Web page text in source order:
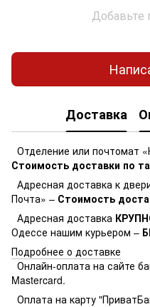
Добавьте
Доставка
Отделение или почтомат
Стоимость доставки по
Адресная доставка к
Почта» – Стоимость
Адресная доставка
Одессе нашим курьером –
Подробнее о доставке
Онлайн-оплата на сайте
Mastercard.
Оплата на карту